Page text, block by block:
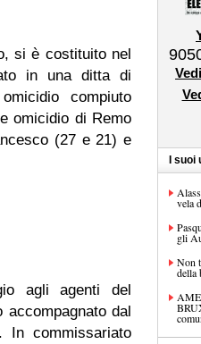
si è costituito nel
in una ditta di
compiuto
omicidio di Remo
(27 e 21) e
agli agenti del
accompagnato dal
In commissariato
I
vela
gli
Non
della